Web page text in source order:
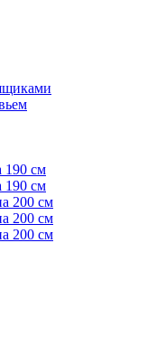
190 см
190 см
200 см
200 см
200 см